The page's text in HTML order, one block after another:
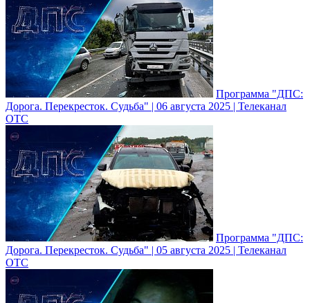
Программа "ДПС:
Дорога. Перекресток. Судьба" | 06 августа 2025 | Телеканал
ОТС
Программа "ДПС:
Дорога. Перекресток. Судьба" | 05 августа 2025 | Телеканал
ОТС